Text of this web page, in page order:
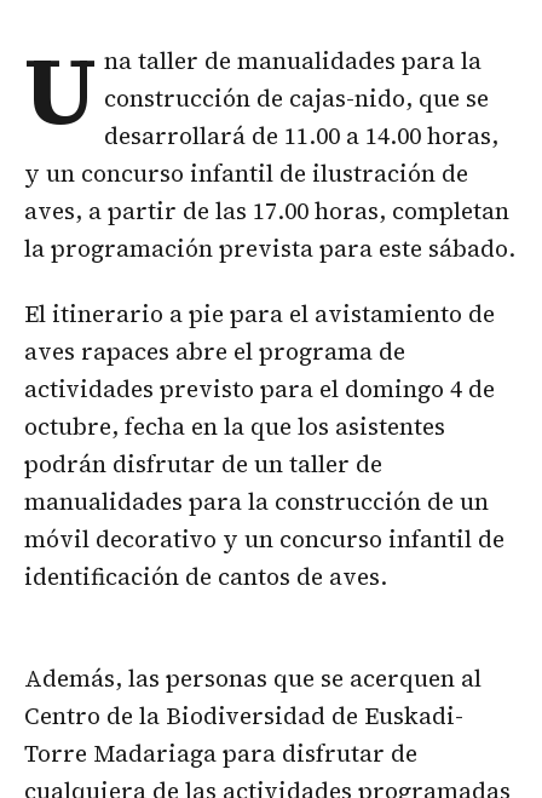
U na taller de manualidades para la
construcción de cajas-nido, que se
desarrollará de 11.00 a 14.00 horas,
y un concurso infantil de ilustración de
aves, a partir de las 17.00 horas, completan
la programación prevista para este sábado.
El itinerario a pie para el avistamiento de
aves rapaces abre el programa de
actividades previsto para el domingo 4 de
octubre, fecha en la que los asistentes
podrán disfrutar de un taller de
manualidades para la construcción de un
móvil decorativo y un concurso infantil de
identificación de cantos de aves.
Además, las personas que se acerquen al
Centro de la Biodiversidad de Euskadi-
Torre Madariaga para disfrutar de
cualquiera de las actividades programadas